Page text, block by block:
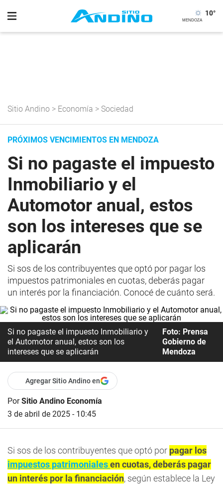
10°
Sitio Andino > Economía > Sociedad
PRÓXIMOS VENCIMIENTOS EN MENDOZA
Si no pagaste el impuesto
Inmobiliario y el
Automotor anual, estos
son los intereses que se
aplicarán
Si sos de los contribuyentes que optó por pagar los
impuestos patrimoniales en cuotas, deberás pagar
un interés por la financiación. Conocé de cuánto será.
Si no pagaste el impuesto Inmobiliario y
el Automotor anual, estos son los
intereses que se aplicarán
Foto: Prensa
Gobierno de
Mendoza
Agregar Sitio Andino en
PorSitio Andino Economía
3 de abril de 2025 - 10:45
Si sos de los contribuyentes que optó por pagar los
impuestos patrimonialesen cuotas, deberás pagar
un interés por la financiación, según establece la Ley